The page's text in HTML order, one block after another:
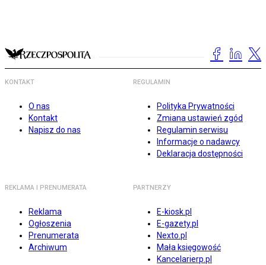
KONTAKT
O nas
Kontakt
Napisz do nas
REGULAMIN
Polityka Prywatności
Zmiana ustawień zgód
Regulamin serwisu
Informacje o nadawcy
Deklaracja dostępności
REKLAMA I PRENUMERATA
Reklama
Ogłoszenia
Prenumerata
Archiwum
PARTNERZY
E-kiosk.pl
E-gazety.pl
Nexto.pl
Mała księgowość
Kancelarierp.pl